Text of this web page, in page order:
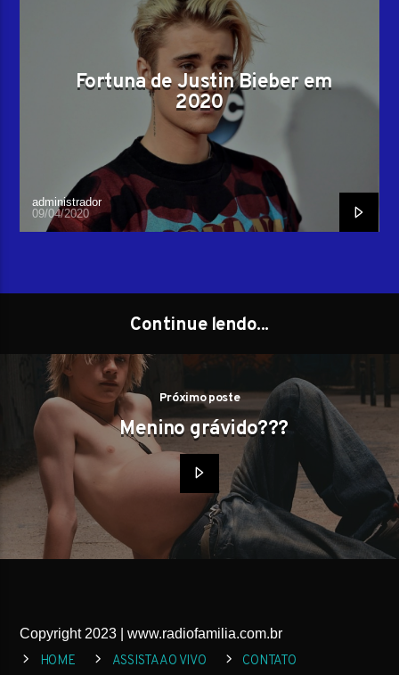
Fortuna de Justin Bieber em
2020
administrador
09/04/2020
Continue lendo...
Próximo poste
Menino grávido???
Copyright 2023 | www.radiofamilia.com.br
HOME ASSISTA AO VIVO CONTATO